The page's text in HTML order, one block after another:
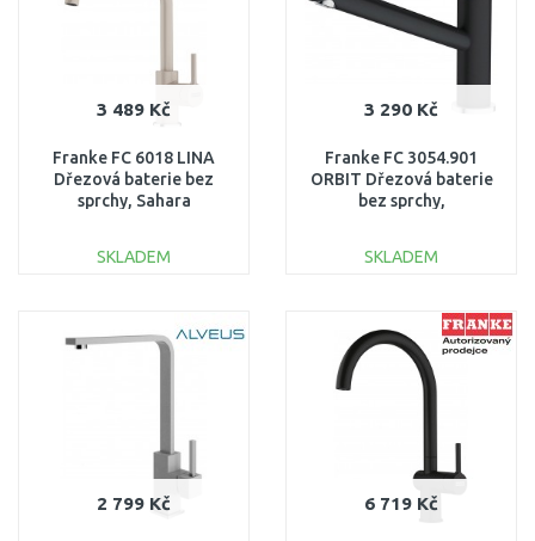
3 489 Kč
Franke FC 6018 LINA
Dřezová baterie bez
sprchy, Sahara
SKLADEM
Porovnat
3 290 Kč
Franke FC 3054.901
ORBIT Dřezová baterie
bez sprchy,
SKLADEM
Porovnat
2 799 Kč 6 719 Kč